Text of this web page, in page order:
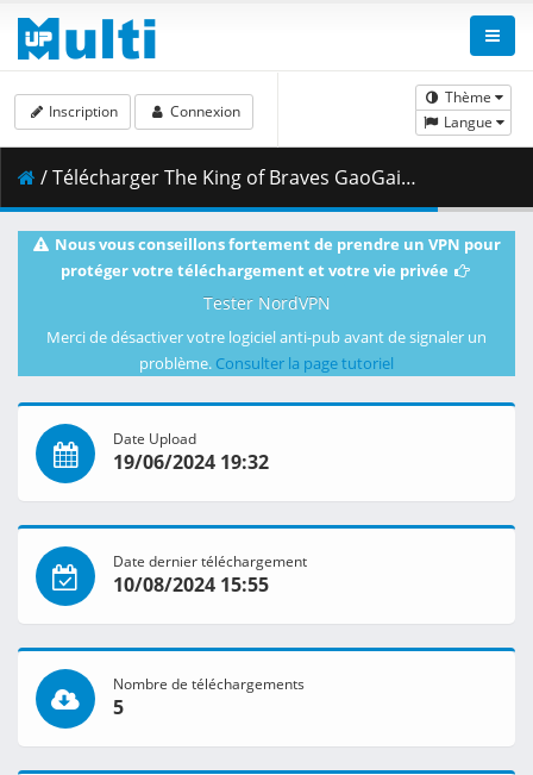
Thème
Langue
Inscription Connexion
/ Télécharger The King of Braves GaoGaiGar Final S02E07 Super Brave Apocalypse.mkv.001 ( 406.11 MB )
Nous vous conseillons fortement de prendre un VPN pour
protéger votre téléchargement et votre vie privée
Tester NordVPN
Merci de désactiver votre logiciel anti-pub avant de signaler un
problème. Consulter la page tutoriel
Date Upload
19/06/2024 19:32
Date dernier téléchargement
10/08/2024 15:55
Nombre de téléchargements
5